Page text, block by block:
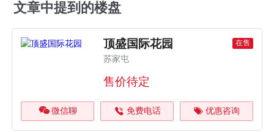
文章中提到的楼盘
顶盛国际花园 在售
苏家屯
售价待定
微信聊 免费电话 优惠咨询